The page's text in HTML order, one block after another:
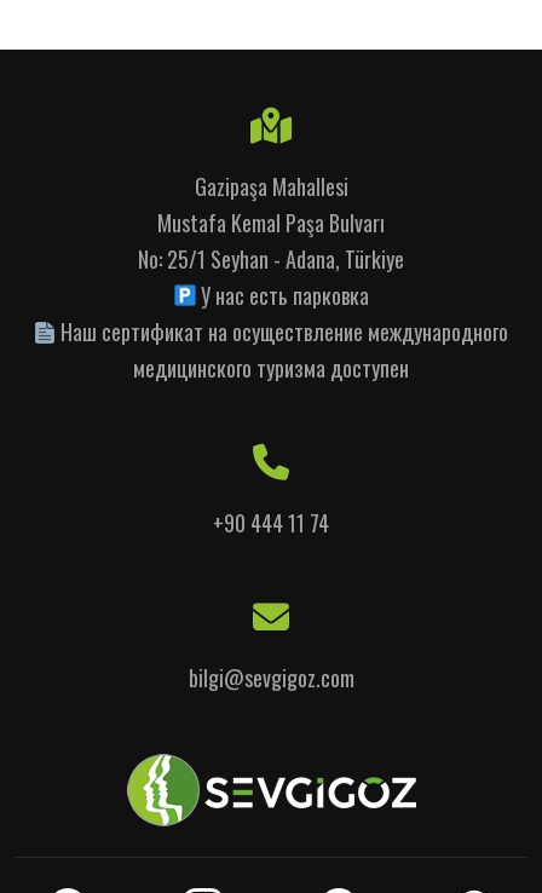
Gazipaşa Mahallesi
Mustafa Kemal Paşa Bulvarı
No: 25/1 Seyhan - Adana, Türkiye
У нас есть парковка
Наш сертификат на осуществление международного
медицинского туризма доступен
+90 444 11 74
bilgi@sevgigoz.com